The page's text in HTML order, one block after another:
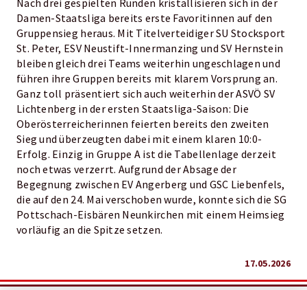
Nach drei gespielten Runden kristallisieren sich in der
Damen-Staatsliga bereits erste Favoritinnen auf den
Gruppensieg heraus. Mit Titelverteidiger SU Stocksport
St. Peter, ESV Neustift-Innermanzing und SV Hernstein
bleiben gleich drei Teams weiterhin ungeschlagen und
führen ihre Gruppen bereits mit klarem Vorsprung an.
Ganz toll präsentiert sich auch weiterhin der ASVÖ SV
Lichtenberg in der ersten Staatsliga-Saison: Die
Oberösterreicherinnen feierten bereits den zweiten
Sieg und überzeugten dabei mit einem klaren 10:0-
Erfolg. Einzig in Gruppe A ist die Tabellenlage derzeit
noch etwas verzerrt. Aufgrund der Absage der
Begegnung zwischen EV Angerberg und GSC Liebenfels,
die auf den 24. Mai verschoben wurde, konnte sich die SG
Pottschach-Eisbären Neunkirchen mit einem Heimsieg
vorläufig an die Spitze setzen.
17.05.2026